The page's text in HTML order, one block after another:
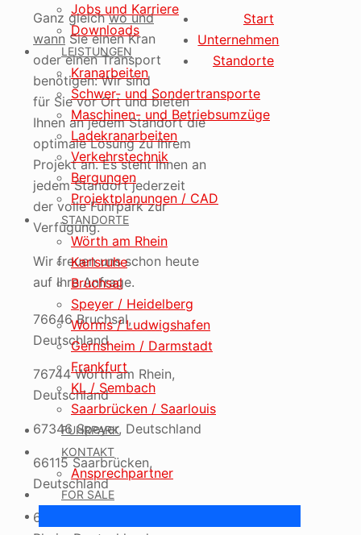
Jobs und Karriere
Downloads
LEISTUNGEN
Kranarbeiten
Schwer- und Sondertransporte
Maschinen- und Betriebsumzüge
Ladekranarbeiten
Verkehrstechnik
Bergungen
Projektplanungen / CAD
STANDORTE
Wörth am Rhein
Karlsruhe
Bruchsal
Speyer / Heidelberg
Worms / Ludwigshafen
Gernsheim / Darmstadt
Frankfurt
KL / Sembach
Saarbrücken / Saarlouis
FUHRPARK
KONTAKT
Ansprechpartner
FOR SALE
Start
Unternehmen
Standorte
Ganz gleichwo und
wann Sie einen Kran
oder einen Transport
benötigen: Wir sind
für Sie vor Ort und bieten
Ihnen an jedem Standort die
optimale Lösung zu Ihrem
Projekt an. Es steht Ihnen an
jedem Standort jederzeit
der volle Fuhrpark zur
Verfügung.
Wir freuen uns schon heute
auf Ihre Anfrage.
76646 Bruchsal,
Deutschland
76744 Wörth am Rhein,
Deutschland
67346 Speyer, Deutschland
66115 Saarbrücken,
Deutschland
67063 Ludwigshafen am